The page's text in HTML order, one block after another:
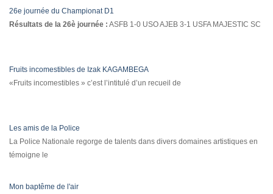
26e journée du Championat D1
Résultats de la 26è journée : ASFB 1-0 USO AJEB 3-1 USFA MAJESTIC SC
Fruits incomestibles de Izak KAGAMBEGA
«Fruits incomestibles » c’est l’intitulé d’un recueil de
Les amis de la Police
La Police Nationale regorge de talents dans divers domaines artistiques en
témoigne le
Mon baptême de l'air